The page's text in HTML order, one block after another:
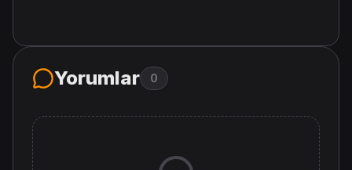
Yorumlar 0